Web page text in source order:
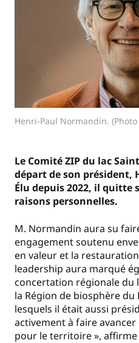
Henri-Paul Normandin.
Le Comité ZIP du lac
départ de son président,
Élu depuis 2022, il quitte
raisons personnelles.
M. Normandin aura su
engagement soutenu
en valeur et la
leadership aura marqué
concertation régionale du
la Région de biosphère du
lesquels il était aussi
activement à faire
pour le territoire », affirme